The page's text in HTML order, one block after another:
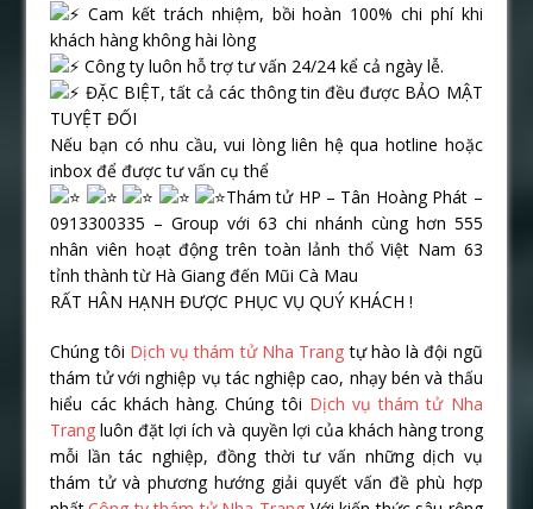
Cam kết trách nhiệm, bồi hoàn 100% chi phí khi
khách hàng không hài lòng
Công ty luôn hỗ trợ tư vấn 24/24 kể cả ngày lễ.
ĐẶC BIỆT, tất cả các thông tin đều được BẢO MẬT
TUYỆT ĐỐI
Nếu bạn có nhu cầu, vui lòng liên hệ qua hotline hoặc
inbox để được tư vấn cụ thể
Thám tử HP – Tân Hoàng Phát –
0913300335 – Group với 63 chi nhánh cùng hơn 555
nhân viên hoạt động trên toàn lảnh thổ Việt Nam 63
tỉnh thành từ Hà Giang đến Mũi Cà Mau
RẤT HÂN HẠNH ĐƯỢC PHỤC VỤ QUÝ KHÁCH !
Chúng tôi Dịch vụ thám tử Nha Trangtự hào là đội ngũ
thám tử với nghiệp vụ tác nghiệp cao, nhạy bén và thấu
hiểu các khách hàng. Chúng tôi Dịch vụ thám tử Nha
Trang luôn đặt lợi ích và quyền lợi của khách hàng trong
mỗi lần tác nghiệp, đồng thời tư vấn những dịch vụ
thám tử và phương hướng giải quyết vấn đề phù hợp